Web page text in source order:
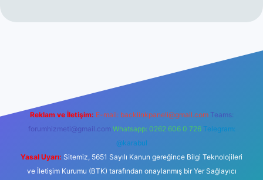
Reklam ve İletişim: E-mail: backlinkpaneli@gmail.com Teams:
forumhizmeti@gmail.com Whatsapp: 0262 606 0 726 Telegram:
@karabul
Yasal Uyarı: Sitemiz, 5651 Sayılı Kanun gereğince Bilgi Teknolojileri
ve İletişim Kurumu (BTK) tarafından onaylanmış bir Yer Sağlayıcı